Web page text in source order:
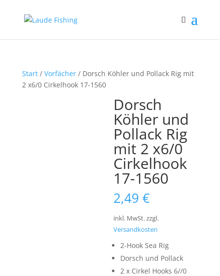
Start/ Vorfächer/ Dorsch Köhler und Pollack Rig mit
2 x6/0 Cirkelhook 17-1560
Dorsch
Köhler und
Pollack Rig
mit 2 x6/0
Cirkelhook
17-1560
2,49€
inkl. MwSt.zzgl.
Versandkosten
2-Hook Sea Rig
Dorsch und Pollack
2 x Cirkel Hooks 6//0